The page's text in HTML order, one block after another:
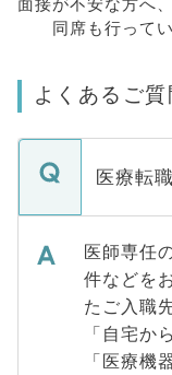
面接が不安な方へ、
同席も行って
よくあるご質
医療転
医師専任
件などを
たご入職
「自宅か
「医療機